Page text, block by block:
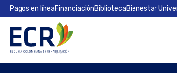
Pagos en líneaFinanciaciónBibliotecaBienestar